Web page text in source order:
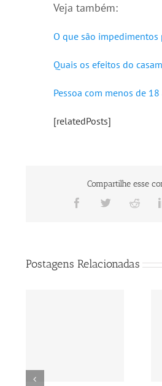
Veja também:
O que são impedimentos
Quais os efeitos do
Pessoa com menos de
[relatedPosts]
Compartilhe esse
FacebookTwitter
Postagens Relacionadas